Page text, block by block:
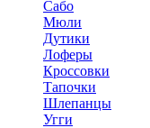
Сабо
Мюли
Дутики
Лоферы
Кроссовки
Тапочки
Шлепанцы
Угги